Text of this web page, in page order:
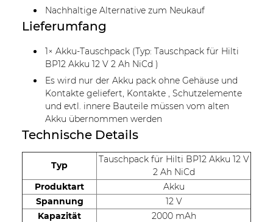
Nachhaltige Alternative zum Neukauf
Lieferumfang
1× Akku-Tauschpack (Typ: Tauschpack für Hilti
BP12 Akku 12 V 2 Ah NiCd )
Es wird nur der Akku pack ohne Gehäuse und
Kontakte geliefert, Kontakte , Schutzelemente
und evtl. innere Bauteile müssen vom alten
Akku übernommen werden
Technische Details
Typ
Tauschpack für Hilti BP12 Akku 12 V
2 Ah NiCd
Produktart
Akku
Spannung
12 V
Kapazität
2000 mAh